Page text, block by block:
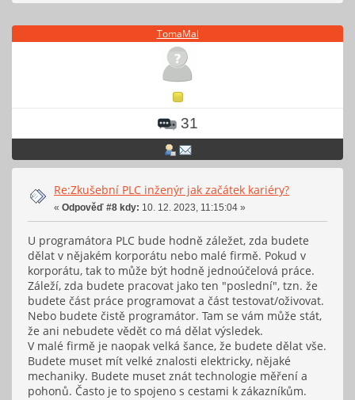
TomaMal
31
Re:Zkušební PLC inženýr jak začátek kariéry?
« Odpověď #8 kdy: 10. 12. 2023, 11:15:04 »
U programátora PLC bude hodně záležet, zda budete
dělat v nějakém korporátu nebo malé firmě. Pokud v
korporátu, tak to může být hodně jednoúčelová práce.
Záleží, zda budete pracovat jako ten "poslední", tzn. že
budete část práce programovat a část testovat/oživovat.
Nebo budete čistě programátor. Tam se vám může stát,
že ani nebudete vědět co má dělat výsledek.
V malé firmě je naopak velká šance, že budete dělat vše.
Budete muset mít velké znalosti elektricky, nějaké
mechaniky. Budete muset znát technologie měření a
pohonů. Často je to spojeno s cestami k zákazníkům.